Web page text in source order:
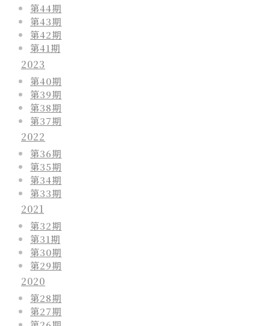
第44期
第43期
第42期
第41期
2023
第40期
第39期
第38期
第37期
2022
第36期
第35期
第34期
第33期
2021
第32期
第31期
第30期
第29期
2020
第28期
第27期